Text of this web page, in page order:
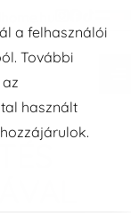
a felhasználói
További
az
használt